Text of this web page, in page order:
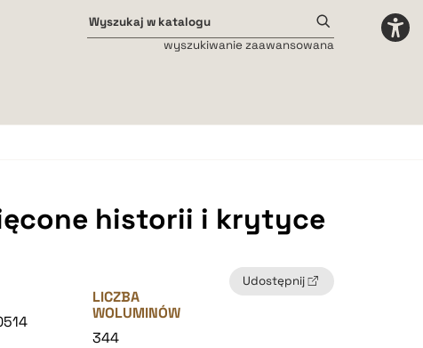
wyszukiwanie zaawansowana
historii i krytyce
Udostępnij
LICZBA
WOLUMINÓW
344